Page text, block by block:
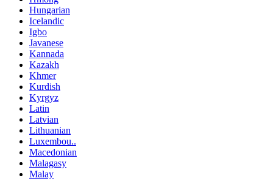
Hungarian
Icelandic
Igbo
Javanese
Kannada
Kazakh
Khmer
Kurdish
Kyrgyz
Latin
Latvian
Lithuanian
Luxembou..
Macedonian
Malagasy
Malay